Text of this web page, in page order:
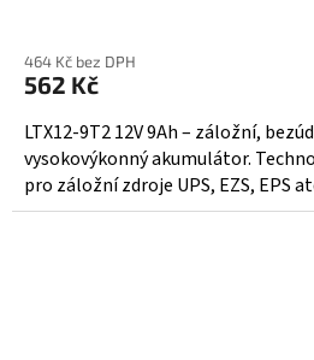
produktu
je
5,0
z
5
hvězdiček.
464 Kč bez DPH
562 Kč
LTX12-9T2 12V 9Ah – záložní,
vysokovýkonný akumulátor.
pro záložní zdroje UPS, EZS, EPS